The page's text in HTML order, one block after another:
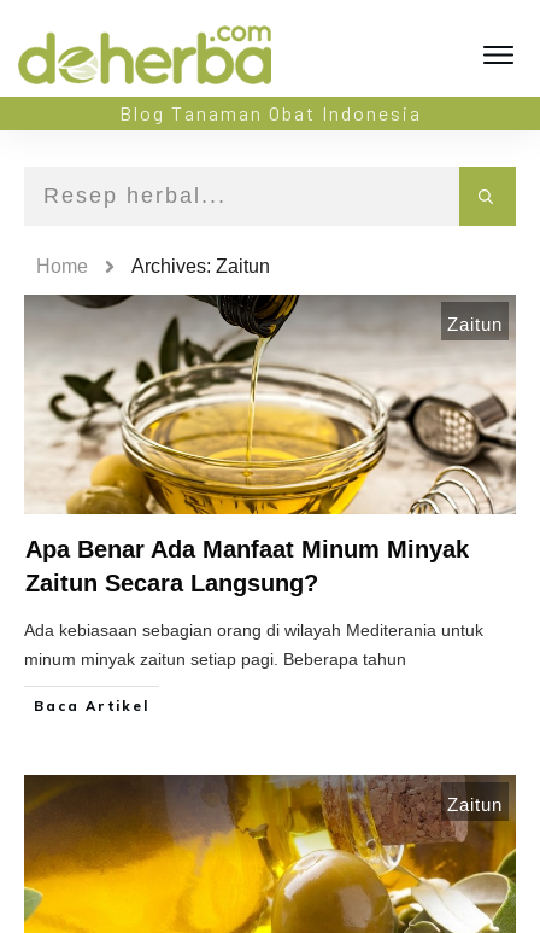
Blog Tanaman Obat Indonesia
Home Archives: Zaitun
Zaitun
Apa Benar Ada Manfaat Minum Minyak
Zaitun Secara Langsung?
Ada kebiasaan sebagian orang di wilayah Mediterania untuk
minum minyak zaitun setiap pagi. Beberapa tahun
Baca Artikel
Zaitun